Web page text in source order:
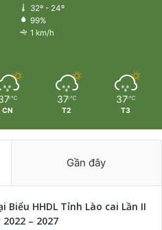
32º - 24º
99%
1 km/h
℃
CN
37 ℃
T2
37 ℃
T3
Gần đây
Biểu HHDL Tỉnh Lào cai Lần II
– 2027